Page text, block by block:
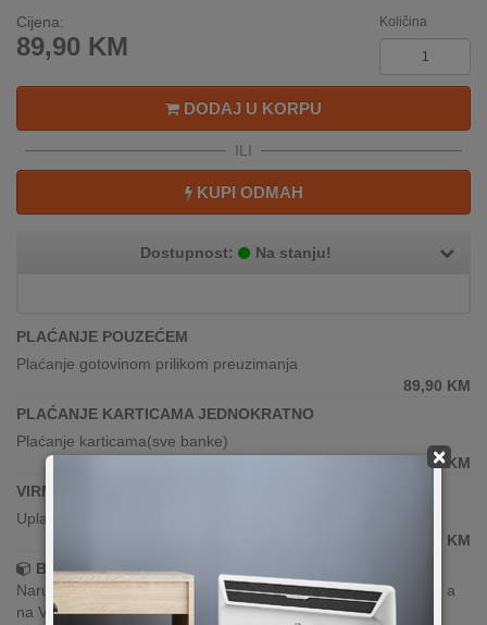
OZNAKE
ENERGETSKE
DIGITALIS
×
Cijena:
89,90 KM
Količina
DODAJ U KORPU
ILI
KUPI ODMAH
Dostupnost: Na stanju!
PLAĆANJE POUZEĆEM
Plaćanje gotovinom prilikom preuzimanja
89,90 KM
PLAĆANJE KARTICAMA JEDNOKRATNO
Plaćanje karticama(sve banke)
89,90KM
VIRMANSKO PLAĆANJE
Uplata po predračunu putem banke
KM
Brza dostava!
Narudžbe zaprimljene radnim danima do 13h šaljemo isti dan, a
na Vašoj adresi paket je već za 24–48h.